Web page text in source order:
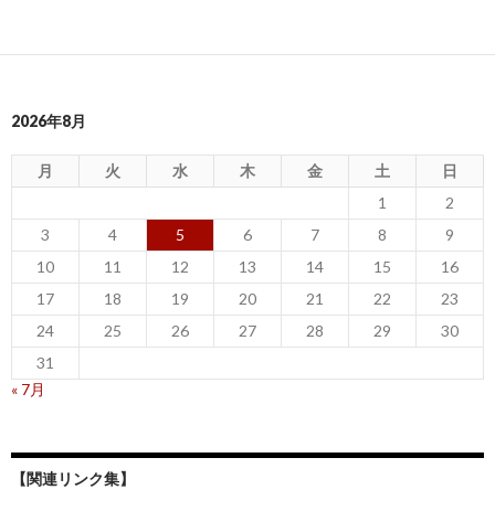
2026年8月
月 火 水 木 金 土
日
1
2
3
4 5 6 7 8
9
10
11 12 13 14 15
16
17
18 19 20 21 22
23
24
25 26 27 28 29
30
31
« 7月
【関連リンク集】